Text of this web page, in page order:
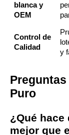
blanca y
OEM
Control de
Calidad
y
Puro
¿Qué hace
mejor que